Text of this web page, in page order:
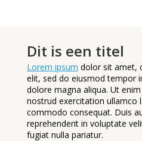
Dit is een titel
Lorem ipsum dolor sit amet,
elit, sed do eiusmod tempor
dolore magna aliqua. Ut
nostrud exercitation ullamco
commodo consequat. Duis
reprehenderit in voluptate
fugiat nulla pariatur.